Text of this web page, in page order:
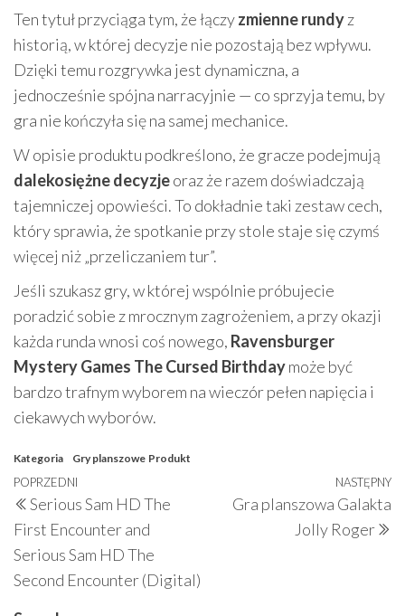
Ten tytuł przyciąga tym, że łączyzmienne rundyz
historią, w której decyzje nie pozostają bez wpływu.
Dzięki temu rozgrywka jest dynamiczna, a
jednocześnie spójna narracyjnie — co sprzyja temu, by
gra nie kończyła się na samej mechanice.
W opisie produktu podkreślono, że gracze podejmują
dalekosiężne decyzjeoraz że razem doświadczają
tajemniczej opowieści. To dokładnie taki zestaw cech,
który sprawia, że spotkanie przy stole staje się czymś
więcej niż „przeliczaniem tur”.
Jeśli szukasz gry, w której wspólnie próbujecie
poradzić sobie z mrocznym zagrożeniem, a przy okazji
każda runda wnosi coś nowego, Ravensburger
Mystery Games The Cursed Birthdaymoże być
bardzo trafnym wyborem na wieczór pełen napięcia i
ciekawych wyborów.
Kategoria Gry planszowe Produkt
Nawigacja
wpisu
Poprzedni
wpis
POPRZEDNI
Serious Sam HD The
First Encounter and
Serious Sam HD The
Second Encounter (Digital)
NASTĘPNY
Gra planszowa Galakta
Jolly Roger